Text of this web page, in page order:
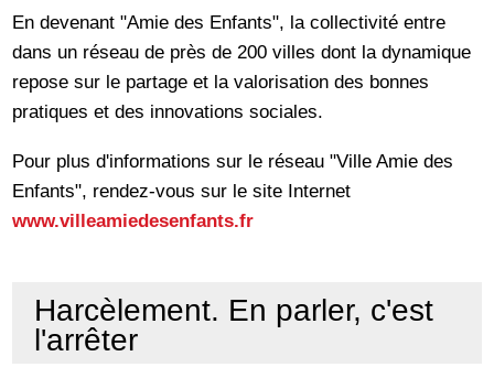
En devenant "Amie des Enfants", la collectivité entre
dans un réseau de près de 200 villes dont la dynamique
repose sur le partage et la valorisation des bonnes
pratiques et des innovations sociales.
Pour plus d'informations sur le réseau "Ville Amie des
Enfants", rendez-vous sur le site Internet
www.villeamiedesenfants.fr
Harcèlement. En parler, c'est
l'arrêter